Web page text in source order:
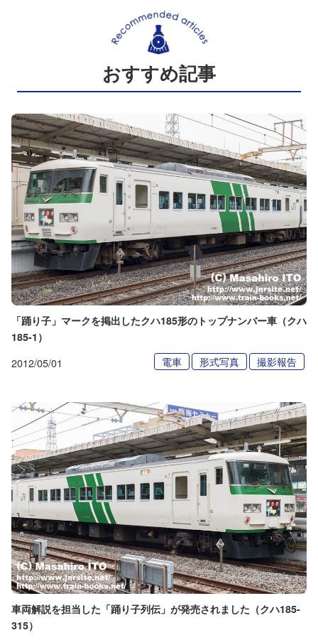
おすすめ記事
「踊り子」マークを掲出したクハ185形のトップナンバー車（クハ
185-1）
2012/05/01 電車 形式写真 撮影報告
車両解説を担当した「踊り子列伝」が発売されました（クハ185-
315）